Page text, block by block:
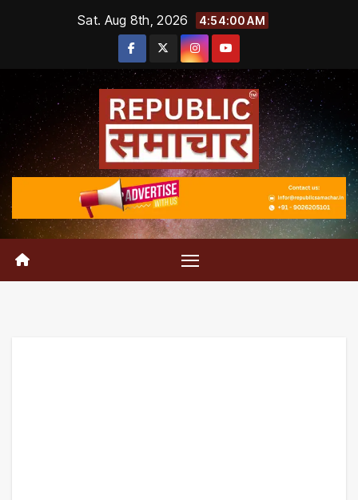
Sat. Aug 8th, 2026 4:54:01 AM